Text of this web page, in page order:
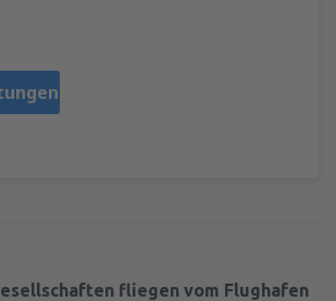
fliegen vom Flughafen